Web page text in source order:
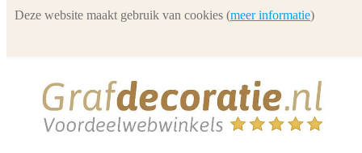
Deze website maakt gebruik van cookies (meer informatie)